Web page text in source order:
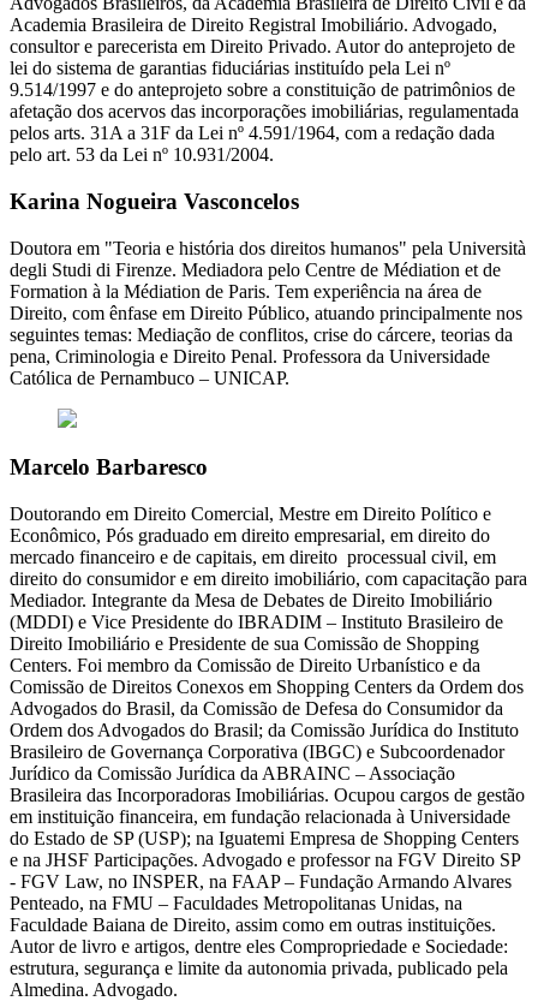
Academia Brasileira de Direito Registral Imobiliário. Advogado,
consultor e parecerista em Direito Privado. Autor do anteprojeto de
lei do sistema de garantias fiduciárias instituído pela Lei nº
9.514/1997 e do anteprojeto sobre a constituição de patrimônios de
afetação dos acervos das incorporações imobiliárias, regulamentada
pelos arts. 31A a 31F da Lei nº 4.591/1964, com a redação dada
pelo art. 53 da Lei nº 10.931/2004.
Karina Nogueira Vasconcelos
Doutora em "Teoria e história dos direitos humanos" pela Università
degli Studi di Firenze. Mediadora pelo Centre de Médiation et de
Formation à la Médiation de Paris. Tem experiência na área de
Direito, com ênfase em Direito Público, atuando principalmente nos
seguintes temas: Mediação de conflitos, crise do cárcere, teorias da
pena, Criminologia e Direito Penal. Professora da Universidade
Católica de Pernambuco – UNICAP.
Marcelo Barbaresco
Doutorando em Direito Comercial, Mestre em Direito Político e
Econômico, Pós graduado em direito empresarial, em direito do
mercado financeiro e de capitais, em direito processual civil, em
direito do consumidor e em direito imobiliário, com capacitação para
Mediador. Integrante da Mesa de Debates de Direito Imobiliário
(MDDI) e Vice Presidente do IBRADIM – Instituto Brasileiro de
Direito Imobiliário e Presidente de sua Comissão de Shopping
Centers. Foi membro da Comissão de Direito Urbanístico e da
Comissão de Direitos Conexos em Shopping Centers da Ordem dos
Advogados do Brasil, da Comissão de Defesa do Consumidor da
Ordem dos Advogados do Brasil; da Comissão Jurídica do Instituto
Brasileiro de Governança Corporativa (IBGC) e Subcoordenador
Jurídico da Comissão Jurídica da ABRAINC – Associação
Brasileira das Incorporadoras Imobiliárias. Ocupou cargos de gestão
em instituição financeira, em fundação relacionada à Universidade
do Estado de SP (USP); na Iguatemi Empresa de Shopping Centers
e na JHSF Participações. Advogado e professor na FGV Direito SP
- FGV Law, no INSPER, na FAAP – Fundação Armando Alvares
Penteado, na FMU – Faculdades Metropolitanas Unidas, na
Faculdade Baiana de Direito, assim como em outras instituições.
Autor de livro e artigos, dentre eles Compropriedade e Sociedade:
estrutura, segurança e limite da autonomia privada, publicado pela
Almedina. Advogado.